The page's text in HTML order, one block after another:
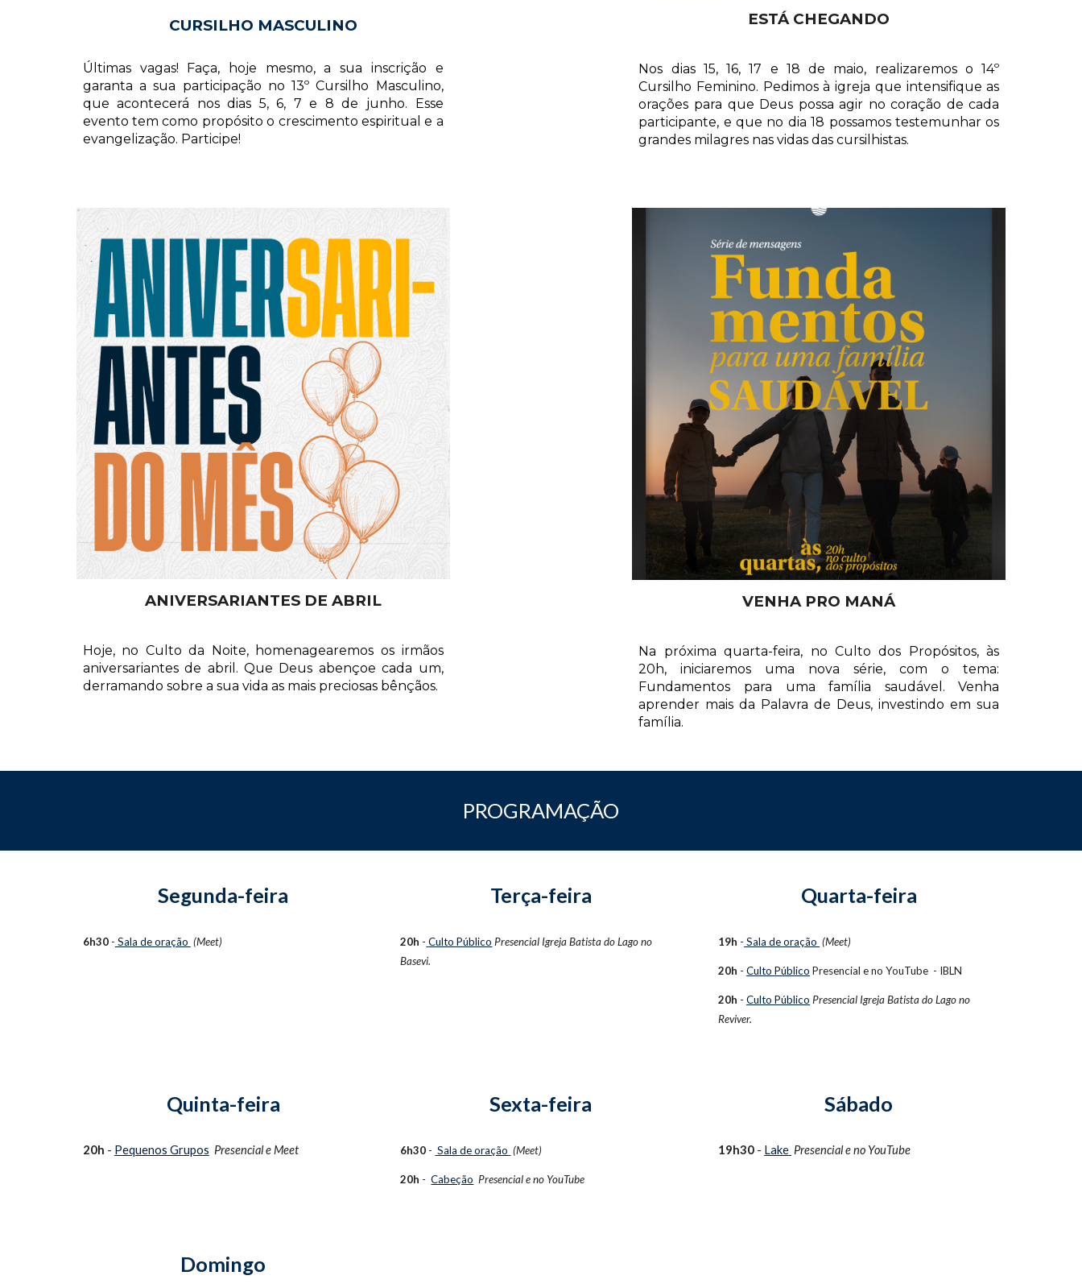
CURSILHO MASCULINO
Últimas vagas! Faça, hoje mesmo, a sua inscrição e
garanta a sua participação no 13º Cursilho Masculino,
que acontecerá nos dias 5, 6, 7 e 8 de junho. Esse
evento tem como propósito o crescimento espiritual e a
evangelização. Participe!
ESTÁ CHEGANDO
Nos dias 15, 16, 17 e 18 de maio, realizaremos o 14º
Cursilho Feminino. Pedimos à igreja que intensifique as
orações para que Deus possa agir no coração de cada
participante, e que no dia 18 possamos testemunhar os
grandes milagres nas vidas das cursilhistas.
ANIVERSARIANTES DE ABRIL
Hoje, no Culto da Noite, homenagearemos os irmãos
aniversariantes de abril. Que Deus abençoe cada um,
derramando sobre a sua vida as mais preciosas bênçãos.
VENHA PRO MANÁ
Na próxima quarta-feira, no Culto dos Propósitos, às
20h, iniciaremos uma nova série, com o tema:
Fundamentos para uma família saudável. Venha
aprender mais da Palavra de Deus, investindo em sua
família.
PROGRAMAÇÃO
Segunda-feira
6h30- Sala de oração (Meet)
Terça-feira
20h - Culto Público Presencial Igreja Batista do Lago no
Basevi.
Quarta-feira
19h - Sala de oração (Meet)
20h -Culto Público Presencial e noYouTube - IBLN
20h -Culto Público Presencial Igreja Batista do Lago no
Reviver.
Quinta-feira
20h - Pequenos Grupos Presencial eMeet
Sexta-feira
6h30 - Sala de oração (Meet)
20h -Cabeção Presencial e no YouTube
Sábado
19h30 - Lake Presencial e no YouTube
Domingo